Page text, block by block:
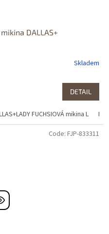
DALLAS+
Skladem
DETAIL
FUCHSIOVÁ mikina L
Code: FJP-833311